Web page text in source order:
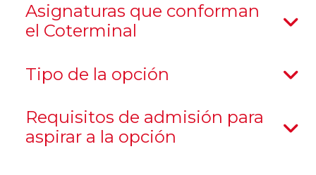
Asignaturas que conforman
el Coterminal
Tipo de la opción
Requisitos de admisión para
aspirar a la opción